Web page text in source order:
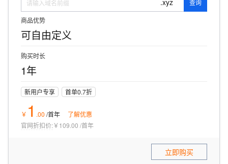
.xyz 查询
商品优势
可自由定义
购买时长
1年
新用户专享 首单0.7折
￥ 1 .00 /首年
了解优惠
官网折扣价:￥109.00 /首年
立即购买